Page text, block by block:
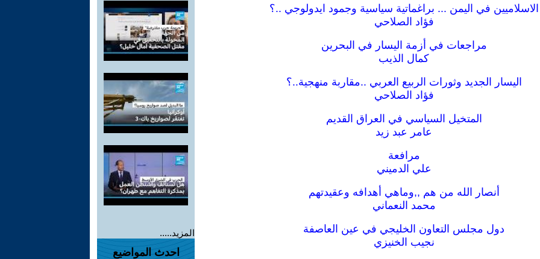
الاسلاميين في اليمن ... براغماتية سياسية وجمود ايدولوجي ..؟
فؤاد الصلاحي
مراجعات في أزمة اليسار في البحرين
كمال الذيب
اليسار الجديد وثورات الربيع العربي ..مقاربة منهجية..؟
فؤاد الصلاحي
المتخيل السياسي في العراق القديم
عامر عبد زيد
مرافعة
علي الدميني
أنصار الله من هم ,,وماهي أهدافه وعقيدتهم
محمد النعماني
دول مجلس التعاون الخليجي في عين العاصفة
نجيب الخنيزي
المزيد.....
احدث المواضيع